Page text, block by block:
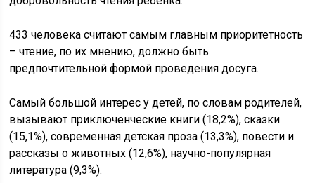
433 человека считают самым главным приоритетность
– чтение, по их мнению, должно быть
предпочтительной формой проведения досуга.
Самый большой интерес у детей, по словам родителей,
вызывают приключенческие книги (18,2%), сказки
(15,1%), современная детская проза (13,3%), повести и
рассказы о животных (12,6%), научно-популярная
литература (9,3%).